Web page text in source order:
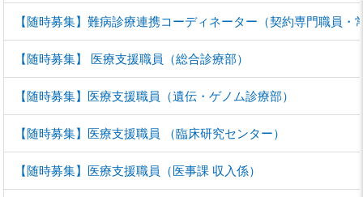
【随時募集】難病診療連携コーディネーター（契約専門職員・
【随時募集】 医療支援職員（総合診療部）
【随時募集】医療支援職員（遺伝・ゲノム診療部）
【随時募集】医療支援職員 （臨床研究センター）
【随時募集】医療支援職員（医事課 収入係）